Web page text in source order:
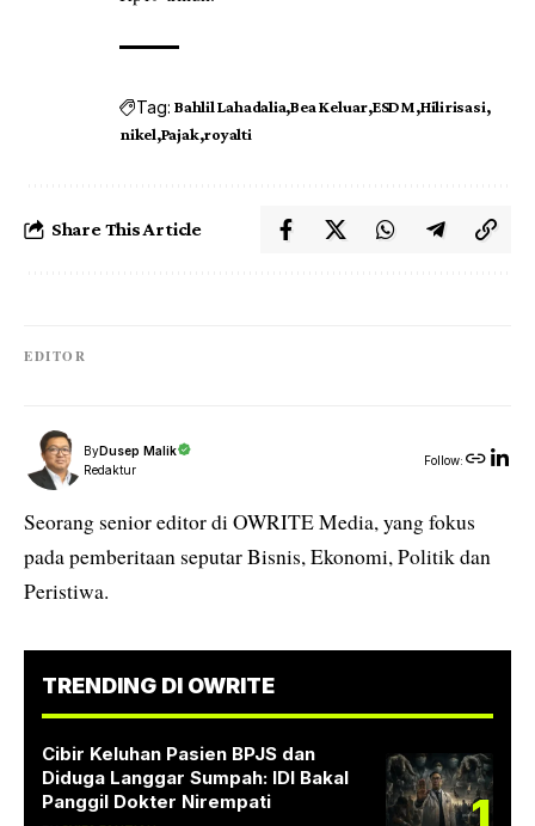
Tag: Bahlil Lahadalia Bea Keluar ESDM Hilirisasi
nikel Pajak royalti
Share This Article
EDITOR
ByDusep Malik
Redaktur
Follow:
Seorang senior editor di OWRITE Media, yang fokus
pada pemberitaan seputar Bisnis, Ekonomi, Politik dan
Peristiwa.
TRENDING DI OWRITE
Cibir Keluhan Pasien BPJS dan
Diduga Langgar Sumpah: IDI Bakal
Panggil Dokter Nirempati